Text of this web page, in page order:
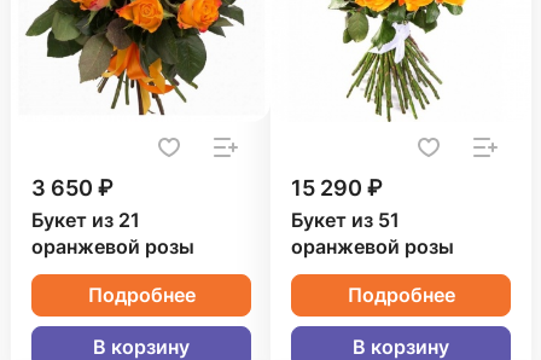
3 650 ₽
Букет из 21
оранжевой розы
Подробнее
В корзину
15 290 ₽
Букет из 51
оранжевой розы
Подробнее
В корзину